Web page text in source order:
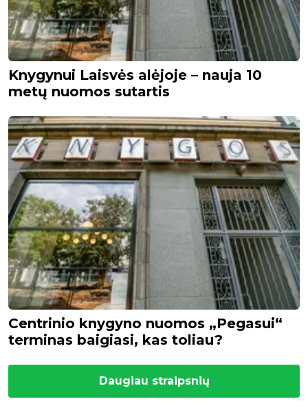
Knygynui Laisvės alėjoje – nauja 10
metų nuomos sutartis
Centrinio knygyno nuomos „Pegasui“
terminas baigiasi, kas toliau?
Daugiau straipsnių